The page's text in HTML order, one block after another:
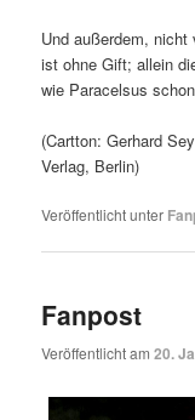
Und außerdem,
ist ohne Gift; allein
wie Paracelsus
(Cartton: Gerhard
Verlag, Berlin)
Veröffentlicht unter
Fanpost
Veröffentlicht am20.